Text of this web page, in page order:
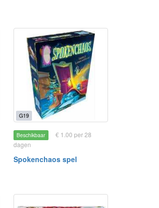
G19
Beschikbaar
€ 1.00 per 28
dagen
Spokenchaos spel